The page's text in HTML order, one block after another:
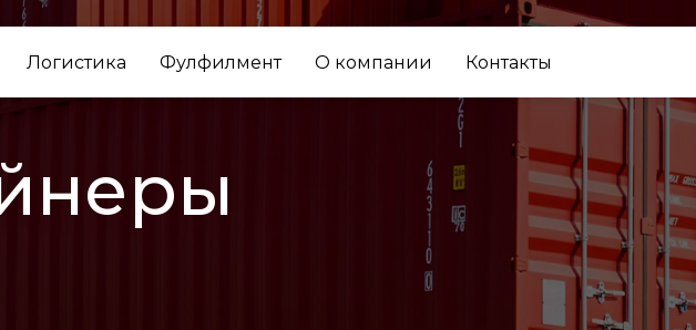
Логистика Фулфилмент О компании Контакты